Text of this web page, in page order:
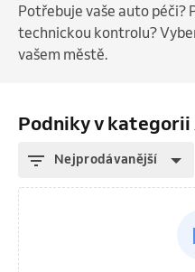
Potřebuje vaše auto
technickou kontrolu?
vašem městě.
Podniky v
Nejprodávanější